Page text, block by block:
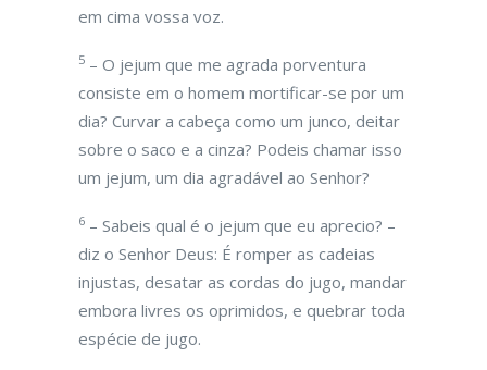
em cima vossa voz.
5 – O jejum que me agrada porventura
consiste em o homem mortificar-se por um
dia? Curvar a cabeça como um junco, deitar
sobre o saco e a cinza? Podeis chamar isso
um jejum, um dia agradável ao Senhor?
6 – Sabeis qual é o jejum que eu aprecio? –
diz o Senhor Deus: É romper as cadeias
injustas, desatar as cordas do jugo, mandar
embora livres os oprimidos, e quebrar toda
espécie de jugo.